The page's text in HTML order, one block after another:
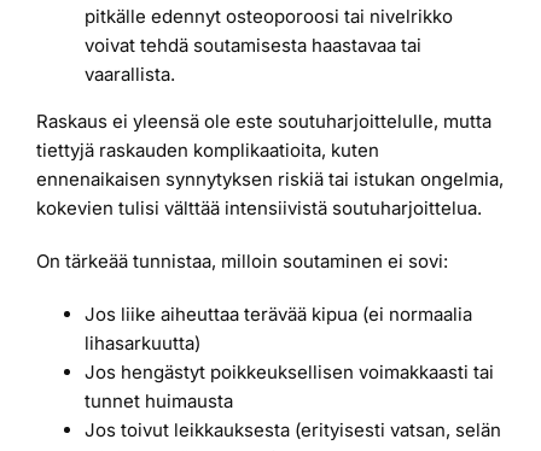
pitkälle edennyt osteoporoosi tai nivelrikko
voivat tehdä soutamisesta haastavaa tai
vaarallista.
Raskaus ei yleensä ole este soutuharjoittelulle, mutta
tiettyjä raskauden komplikaatioita, kuten
ennenaikaisen synnytyksen riskiä tai istukan ongelmia,
kokevien tulisi välttää intensiivistä soutuharjoittelua.
On tärkeää tunnistaa, milloin soutaminen ei sovi:
Jos liike aiheuttaa terävää kipua (ei normaalia
lihasarkuutta)
Jos hengästyt poikkeuksellisen voimakkaasti tai
tunnet huimausta
Jos toivut leikkauksesta (erityisesti vatsan, selän